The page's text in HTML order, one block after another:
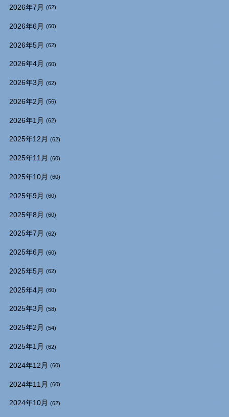
2026年7月 (62)
2026年6月 (60)
2026年5月 (62)
2026年4月 (60)
2026年3月 (62)
2026年2月 (56)
2026年1月 (62)
2025年12月 (62)
2025年11月 (60)
2025年10月 (60)
2025年9月 (60)
2025年8月 (60)
2025年7月 (62)
2025年6月 (60)
2025年5月 (62)
2025年4月 (60)
2025年3月 (58)
2025年2月 (54)
2025年1月 (62)
2024年12月 (60)
2024年11月 (60)
2024年10月 (62)